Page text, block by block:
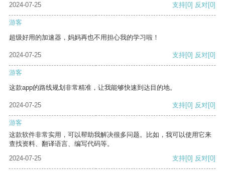
2024-07-25 支持[0] 反对[0]
游客
超级好用的加速器，妈妈再也不用担心我的学习啦！
2024-07-25 支持[0] 反对[0]
游客
这款app的路线规划非常精准，让我能够快速到达目的地。
2024-07-25 支持[0] 反对[0]
游客
这款软件非常实用，可以帮助我解决很多问题。比如，我可以使用它来
查找资料、翻译语言、编写代码等。
2024-07-25
支持[0] 反对[0]